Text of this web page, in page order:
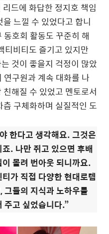
드에 화답한 정지호 책임
느낄 수 있었다고 합니
호회 활동도 꾸준히 해
티비티도 즐기고 있지만
것이 좋을지 걱정이 많았
구원과 계속 대화를 나
해질 수 있었고 멘토로서
구체화하며 실질적인 도
한다고 생각해요. 그것은
. 나만 쥐고 있으면 후배
몰려 번아웃 되니까요.
가 직접 다양한 현대로템
그들의 지식과 노하우를
주고 싶었습니다.”